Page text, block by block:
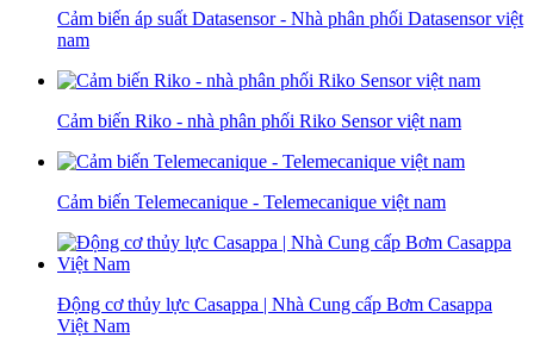
Cảm biến áp suất Datasensor - Nhà phân phối Datasensor việt
nam
Cảm biến Riko - nhà phân phối Riko Sensor việt nam
Cảm biến Telemecanique - Telemecanique việt nam
Động cơ thủy lực Casappa | Nhà Cung cấp Bơm Casappa
Việt Nam